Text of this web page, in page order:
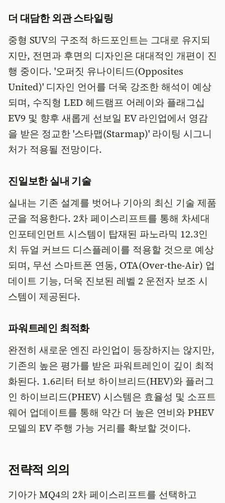
더 대담한 외관 스타일링
중형 SUV의 구조적 하드포인트는 그대로 유지되
지만, 전면과 후면의 디자인은 대대적인 개편이 진
행 중이다. '오퍼짓 유나이티드(Opposites
United)' 디자인 언어를 더욱 강조한 해석이 예상
되며, 수직형 LED 헤드램프 어레이와 플래그십
EV9 및 향후 새롭게 선보일 EV 라인업에서 영감
을 받은 정교한 '스타맵(Starmap)' 라이팅 시그니
처가 적용될 전망이다.
진일보한 실내 기술
실내는 기존 설계를 벗어나 기아의 최신 기술 제품
군을 적용한다. 2차 페이스리프트를 통해 차세대
인포테인먼트 시스템이 탑재된 파노라믹 12.3인
치 듀얼 커브드 디스플레이를 적용할 것으로 예상
되며, 무선 스마트폰 연동, OTA(Over-the-Air) 업
데이트 기능, 더욱 진보된 레벨 2 운전자 보조 시
스템이 제공된다.
파워트레인 최적화
완전히 새로운 엔진 라인업이 등장하지는 않지만,
기존의 높은 평가를 받은 파워트레인이 깊이 최적
화된다. 1.6리터 터보 하이브리드(HEV)와 플러그
인 하이브리드(PHEV) 시스템은 효율성 및 소프트
웨어 업데이트를 통해 약간 더 높은 연비와 PHEV
모델의 EV 주행 가능 거리를 확보할 것이다.
전략적 의의
기아가 MQ4의 2차 페이스리프트를 선택하고